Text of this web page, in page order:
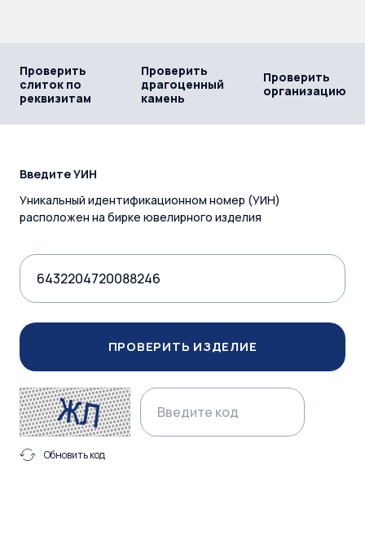
Проверить
слиток по
реквизитам
Проверить
драгоценный
камень
Проверить
организацию
Введите УИН
Уникальный идентификационном номер (УИН)
расположен на бирке ювелирного изделия
ПРОВЕРИТЬ ИЗДЕЛИЕ
Обновить код